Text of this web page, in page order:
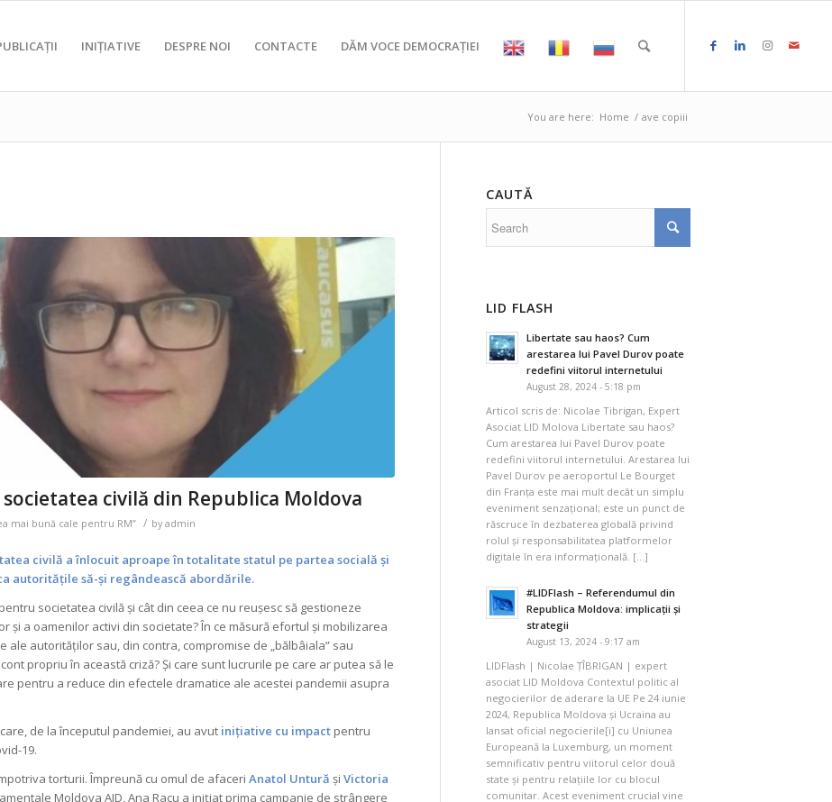
INIȚIATIVE DESPRE NOI CONTACTE DĂM VOCE DEMOCRAȚIEI
You are here: Home / ave copiii
civilă din Republica Moldova
mai bună cale pentru RM” / by admin
civilă a înlocuit aproape în totalitate statul pe partea socială și
autoritățile să-și regândească abordările.
societatea civilă și cât din ceea ce nu reușesc să gestioneze
a oamenilor activi din societate? În ce măsură efortul și mobilizarea
autorităților sau, din contra, compromise de „bălbâiala” sau
propriu în această criză? Și care sunt lucrurile pe care ar putea să le
pentru a reduce din efectele dramatice ale acestei pandemii asupra
de la începutul pandemiei, au avut inițiative cu impact pentru
19.
torturii. Împreună cu omul de afaceri Anatol Untură și Victoria
Moldova AID, Ana Racu a inițiat prima campanie de strângere
CAUTĂ
LID FLASH
Libertate sau haos? Cum
arestarea lui Pavel Durov poate
redefini viitorul internetului
August 28, 2024 - 5:18 pm
Articol scris de: Nicolae Tibrigan, Expert
Asociat LID Molova Libertate sau haos?
Cum arestarea lui Pavel Durov poate
redefini viitorul internetului. Arestarea lui
Pavel Durov pe aeroportul Le Bourget
din Franța este mai mult decât un simplu
eveniment senzațional; este un punct de
răscruce în dezbaterea globală privind
rolul și responsabilitatea platformelor
digitale în era informațională. […]
#LIDFlash – Referendumul din
Republica Moldova: implicații și
strategii
August 13, 2024 - 9:17 am
LIDFlash | Nicolae ȚÎBRIGAN | expert
asociat LID Moldova Contextul politic al
negocierilor de aderare la UE Pe 24 iunie
2024, Republica Moldova și Ucraina au
lansat oficial negocierile[i] cu Uniunea
Europeană la Luxemburg, un moment
semnificativ pentru viitorul celor două
state și pentru relațiile lor cu blocul
comunitar. Acest eveniment crucial vine